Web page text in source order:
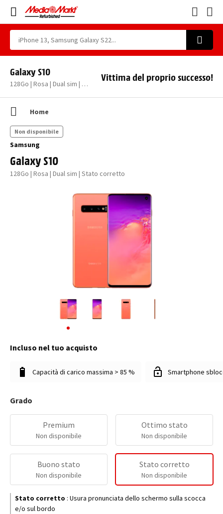
Galaxy S10
128Go | Rosa | Dual sim | Stato corretto
Vittima del proprio successo!
Home
Samsung
Galaxy S10
128Go | Rosa | Dual sim | Stato corretto
Non disponibile
Incluso nel tuo acquisto
Capacità di carico massima > 85 % Smartphone
Grado
Premium
Non disponibile
Ottimo stato
Non disponibile
Buono stato
Non disponibile
Stato corretto
Non disponibile
Stato corretto : Usura pronunciata dello schermo sulla scocca
e/o sul bordo